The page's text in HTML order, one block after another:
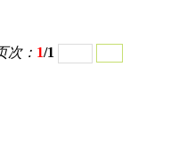
次： 1/1